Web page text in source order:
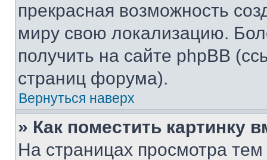
прекрасная возможность
миру свою локализацию.
получить на сайте phpBB
страниц форума).
Вернуться наверх
» Как поместить картинку
На страницах просмотра